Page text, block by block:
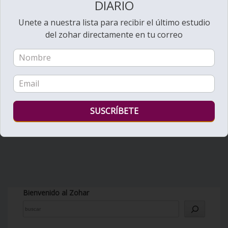
Bienvenido al Zohar
DIARIO
Unete a nuestra lista para recibir el último estudio
del zohar directamente en tu correo